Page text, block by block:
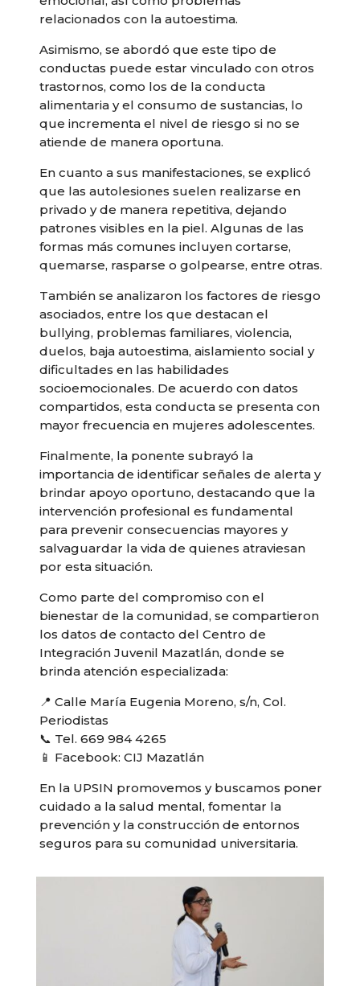
relacionados con la autoestima.
Asimismo, se abordó que este tipo de
conductas puede estar vinculado con otros
trastornos, como los de la conducta
alimentaria y el consumo de sustancias, lo
que incrementa el nivel de riesgo si no se
atiende de manera oportuna.
En cuanto a sus manifestaciones, se explicó
que las autolesiones suelen realizarse en
privado y de manera repetitiva, dejando
patrones visibles en la piel. Algunas de las
formas más comunes incluyen cortarse,
quemarse, rasparse o golpearse, entre otras.
También se analizaron los factores de riesgo
asociados, entre los que destacan el
bullying, problemas familiares, violencia,
duelos, baja autoestima, aislamiento social y
dificultades en las habilidades
socioemocionales. De acuerdo con datos
compartidos, esta conducta se presenta con
mayor frecuencia en mujeres adolescentes.
Finalmente, la ponente subrayó la
importancia de identificar señales de alerta y
brindar apoyo oportuno, destacando que la
intervención profesional es fundamental
para prevenir consecuencias mayores y
salvaguardar la vida de quienes atraviesan
por esta situación.
Como parte del compromiso con el
bienestar de la comunidad, se compartieron
los datos de contacto del Centro de
Integración Juvenil Mazatlán, donde se
brinda atención especializada:
📍 Calle María Eugenia Moreno, s/n, Col.
Periodistas
📞 Tel. 669 984 4265
📱 Facebook: CIJ Mazatlán
En la UPSIN promovemos y buscamos poner
cuidado a la salud mental, fomentar la
prevención y la construcción de entornos
seguros para su comunidad universitaria.